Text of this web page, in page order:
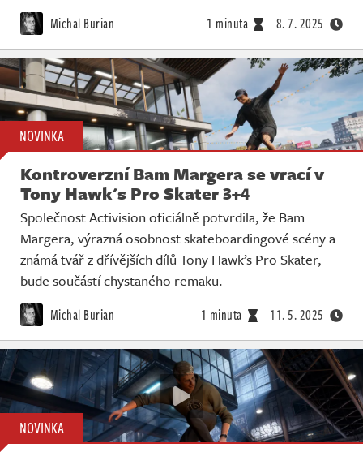
Michal Burian 1 minuta 8. 7. 2025
NOVINKA
Kontroverzní Bam Margera se vrací v
Tony Hawk's Pro Skater 3+4
Společnost Activision oficiálně potvrdila, že Bam
Margera, výrazná osobnost skateboardingové scény a
známá tvář z dřívějších dílů Tony Hawk’s Pro Skater,
bude součástí chystaného remaku.
Michal Burian 1 minuta 11. 5. 2025
NOVINKA